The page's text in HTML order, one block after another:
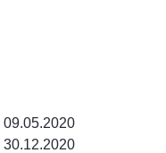
09.05.2020
30.12.2020